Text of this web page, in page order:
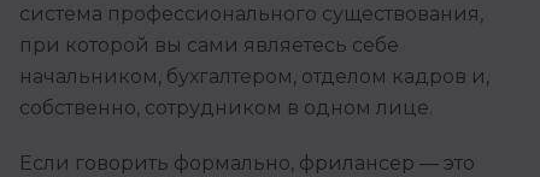
система профессионального существования,
при которой вы сами являетесь себе
начальником, бухгалтером, отделом кадров и,
собственно, сотрудником в одном лице.
Если говорить формально, фрилансер — это